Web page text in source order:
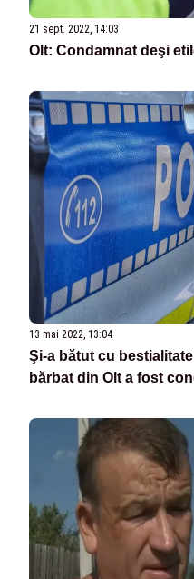
21 sept. 2022, 14:03
Olt: Condamnat deşi
13 mai 2022, 13:04
Şi-a bătut cu
bărbat din Olt a fost